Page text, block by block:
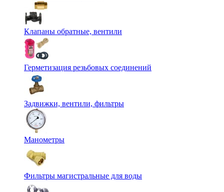
Клапаны обратные, вентили
Герметизация резьбовых соединений
Задвижки, вентили, фильтры
Манометры
Фильтры магистральные для воды